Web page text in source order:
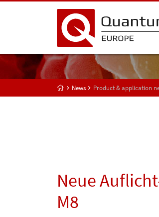
News Product & application
Neue
M8